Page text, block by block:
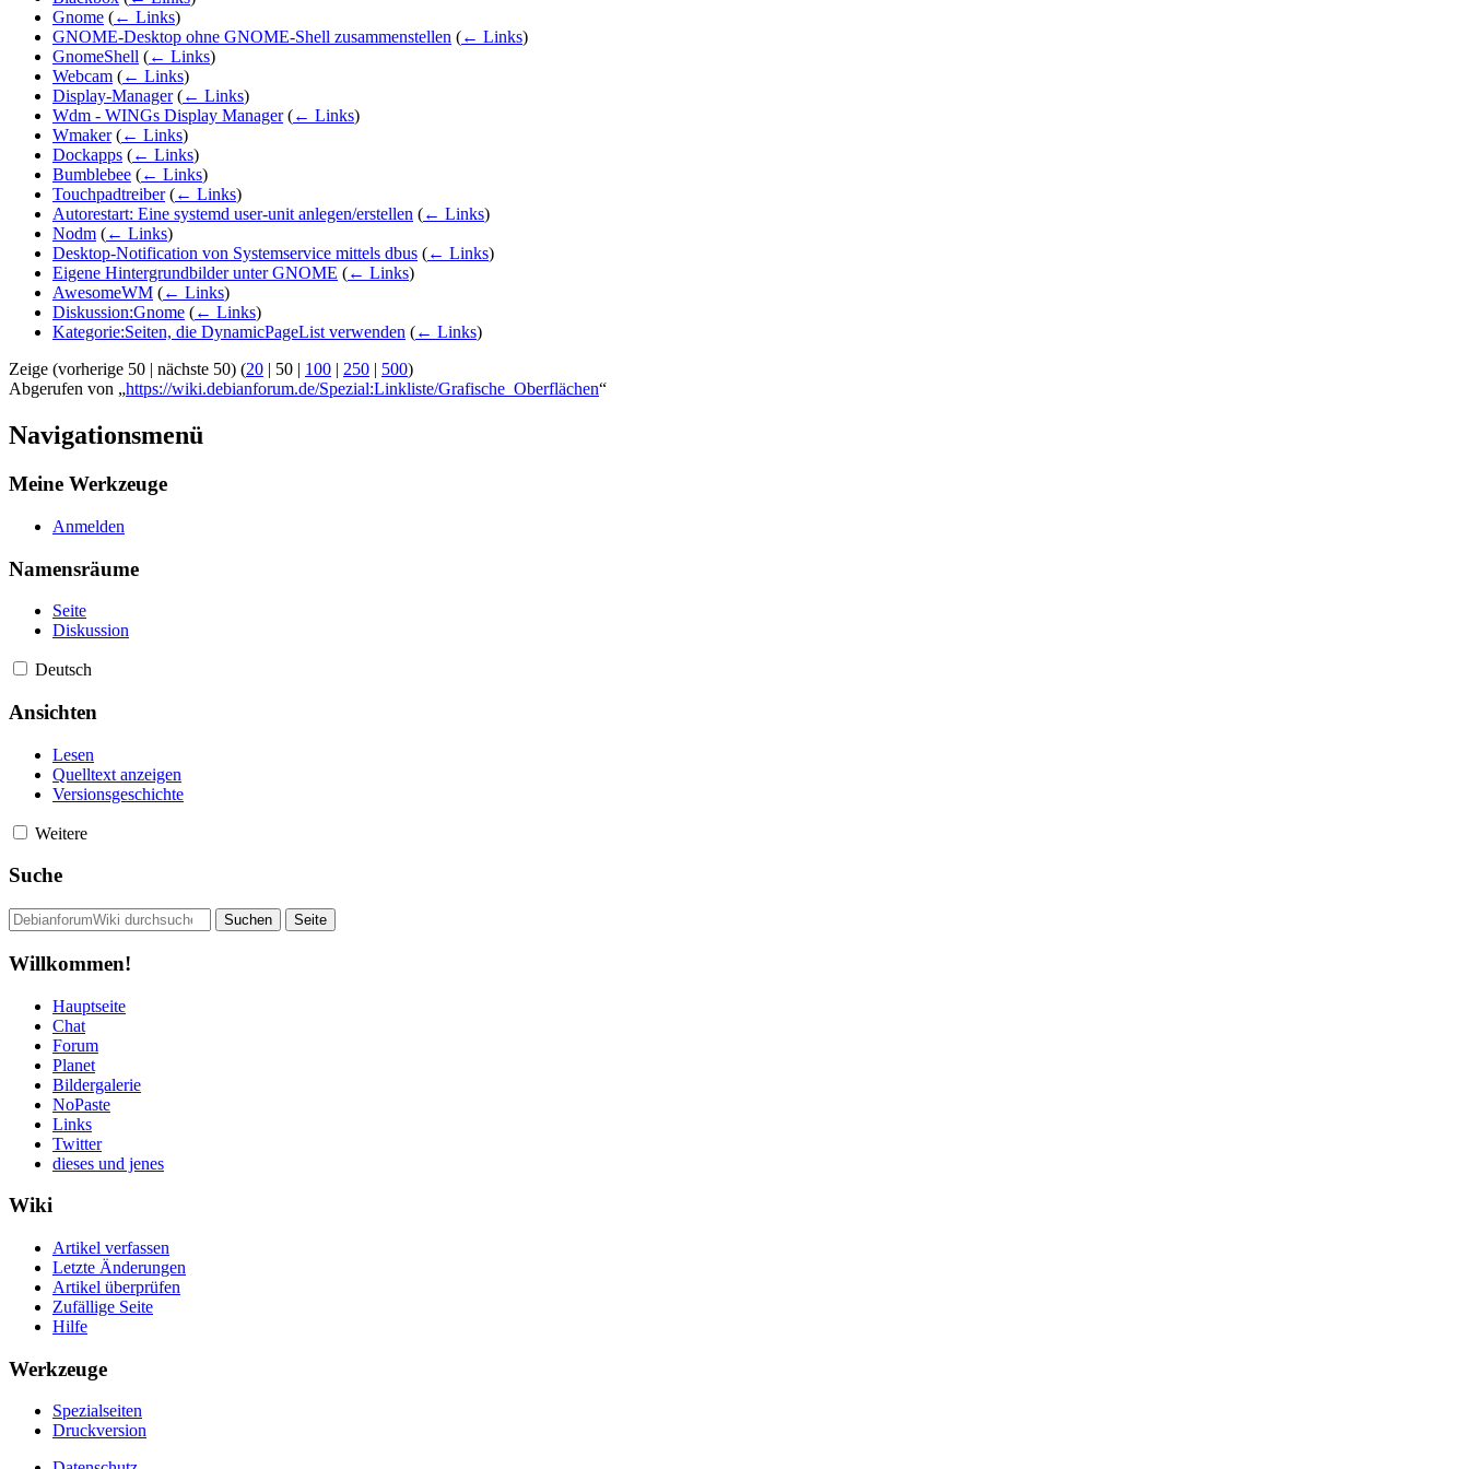
Gnome (← Links)
GNOME-Desktop ohne GNOME-Shell zusammenstellen (← Links)
GnomeShell (← Links)
Webcam (← Links)
Display-Manager (← Links)
Wdm - WINGs Display Manager (← Links)
Wmaker (← Links)
Dockapps (← Links)
Bumblebee (← Links)
Touchpadtreiber (← Links)
Autorestart: Eine systemd user-unit anlegen/erstellen (← Links)
Nodm (← Links)
Desktop-Notification von Systemservice mittels dbus (← Links)
Eigene Hintergrundbilder unter GNOME (← Links)
AwesomeWM (← Links)
Diskussion:Gnome (← Links)
Kategorie:Seiten, die DynamicPageList verwenden (← Links)
Zeige (vorherige 50 | nächste 50) (20 | 50 | 100 | 250 | 500)
Abgerufen von „https://wiki.debianforum.de/Spezial:Linkliste/Grafische_Oberflächen“
Navigationsmenü
Meine Werkzeuge
Anmelden
Namensräume
Seite
Diskussion
Deutsch
Ansichten
Lesen
Quelltext anzeigen
Versionsgeschichte
Weitere
Suche
Willkommen!
Hauptseite
Chat
Forum
Planet
Bildergalerie
NoPaste
Links
Twitter
dieses und jenes
Wiki
Artikel verfassen
Letzte Änderungen
Artikel überprüfen
Zufällige Seite
Hilfe
Werkzeuge
Spezialseiten
Druckversion